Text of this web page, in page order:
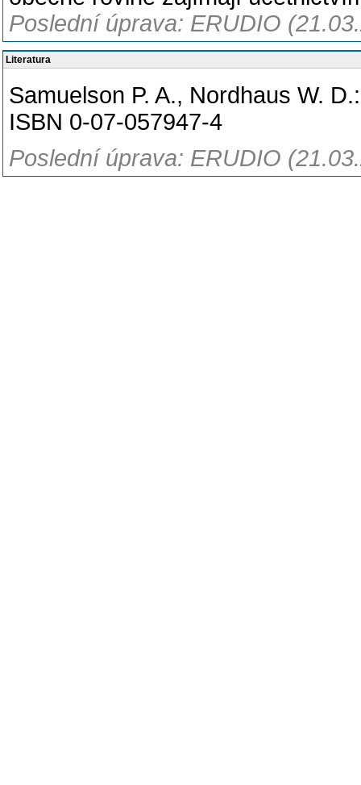
Poslední úprava: ERUDIO
Literatura
Samuelson P. A., Nordhaus W.
ISBN 0-07-057947-4
Poslední úprava: ERUDIO